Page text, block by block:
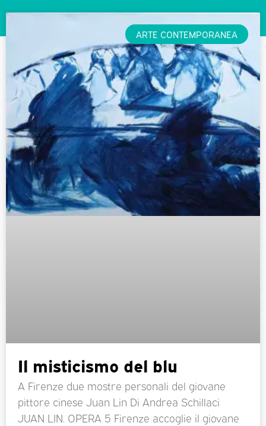
ARTE CONTEMPORANEA
Il misticismo del blu
A Firenze due mostre personali del giovane
pittore cinese Juan Lin Di Andrea Schillaci
JUAN LIN. OPERA 5 Firenze accoglie il giovane